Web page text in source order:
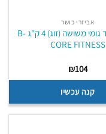
אביזרי כושר
משקולת יד גומי משושה (זוג) 4 ק"ג B-
CORE FITNESS
₪104
קנה עכשיו